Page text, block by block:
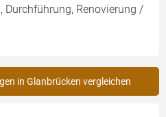
Durchführung, Renovierung /
in Glanbrücken vergleichen